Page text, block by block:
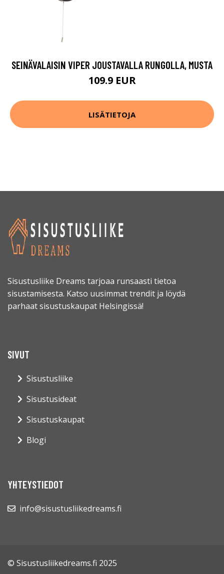
SEINÄVALAISIN VIPER JOUSTAVALLA RUNGOLLA, MUSTA
109.9 EUR
LISÄTIETOJA
Sisustusliike Dreams tarjoaa runsaasti tietoa
sisustamisesta. Katso uusimmat trendit ja löydä
parhaat sisustuskaupat Helsingissä!
SIVUT
Sisustusliike
Sisustusideat
Sisustuskaupat
Blogi
YHTEYSTIEDOT
info@sisustusliikedreams.fi
© Sisustusliikedreams.fi 2025